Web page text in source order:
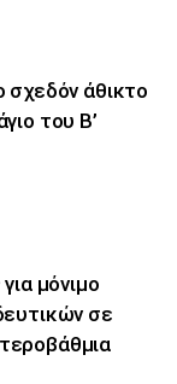
σχεδόν άθικτο
του Β’
μόνιμο
σε